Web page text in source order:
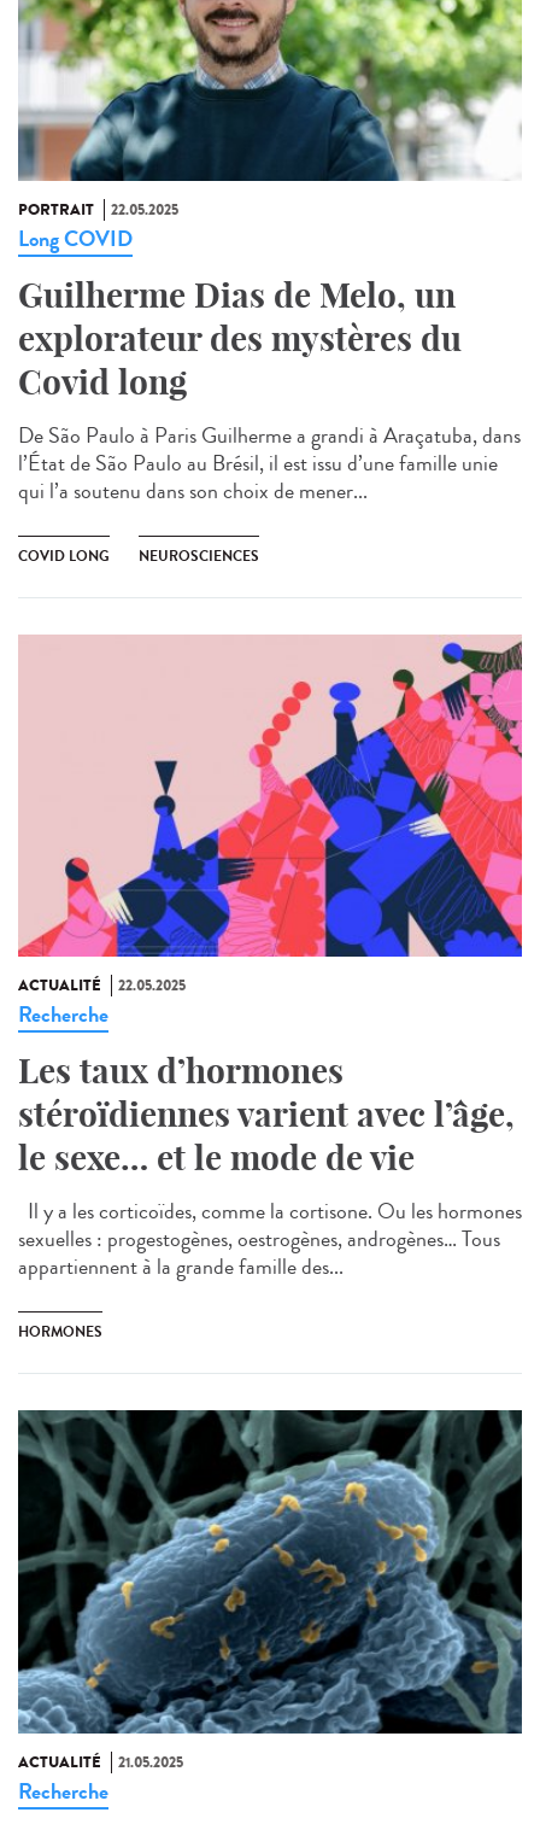
PORTRAIT 22.05.2025
Long COVID
Guilherme Dias de Melo, un
explorateur des mystères du
Covid long
De São Paulo à Paris Guilherme a grandi à Araçatuba, dans
l’État de São Paulo au Brésil, il est issu d’une famille unie
qui l’a soutenu dans son choix de mener...
COVID LONG NEUROSCIENCES
ACTUALITÉ 22.05.2025
Recherche
Les taux d’hormones
stéroïdiennes varient avec l’âge,
le sexe… et le mode de vie
Il y a les corticoïdes, comme la cortisone. Ou les hormones
sexuelles : progestogènes, oestrogènes, androgènes… Tous
appartiennent à la grande famille des...
HORMONES
ACTUALITÉ 21.05.2025
Recherche